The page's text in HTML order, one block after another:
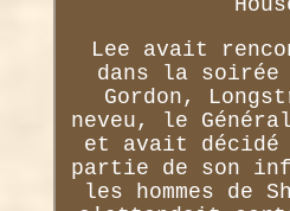
Lee avait
dans la soirée
Gordon,
neveu, le
et avait décidé
partie de son
les hommes de